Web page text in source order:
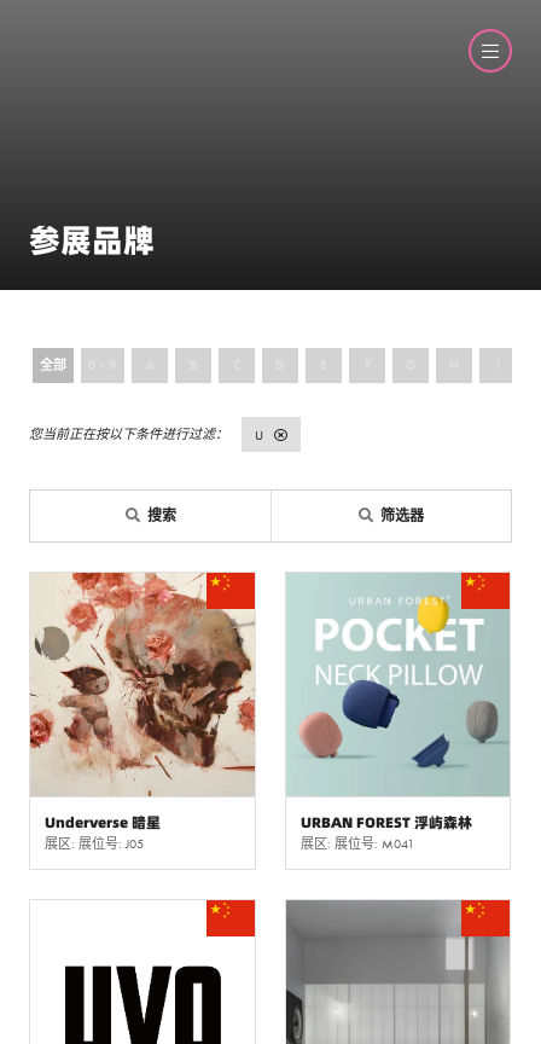
参展品牌
全部
U
搜索 筛选器
Underverse 暗星
展区: 展位号: J05
URBAN FOREST 浮屿森林
展区: 展位号: M041